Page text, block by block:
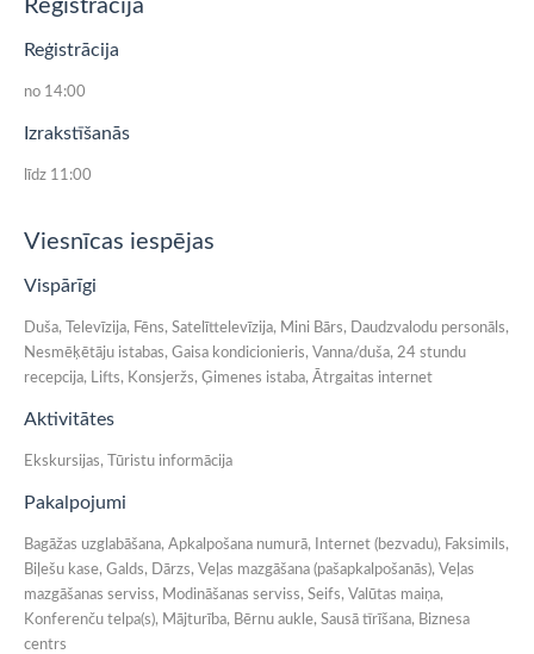
Reģistrācija
Reģistrācija
no 14:00
Izrakstīšanās
līdz 11:00
Viesnīcas iespējas
Vispārīgi
Duša, Televīzija, Fēns, Satelīttelevīzija, Mini Bārs, Daudzvalodu personāls,
Nesmēķētāju istabas, Gaisa kondicionieris, Vanna/duša, 24 stundu
recepcija, Lifts, Konsjeržs, Ģimenes istaba, Ātrgaitas internet
Aktivitātes
Ekskursijas, Tūristu informācija
Pakalpojumi
Bagāžas uzglabāšana, Apkalpošana numurā, Internet (bezvadu), Faksimils,
Biļešu kase, Galds, Dārzs, Veļas mazgāšana (pašapkalpošanās), Veļas
mazgāšanas serviss, Modināšanas serviss, Seifs, Valūtas maiņa,
Konferenču telpa(s), Mājturība, Bērnu aukle, Sausā tīrīšana, Biznesa
centrs